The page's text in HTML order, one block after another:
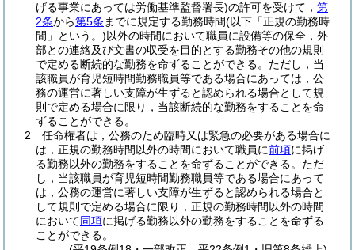
げる事業にあっては労働基準監督署長)の許可を受けて， 第
2条から第5条 までに規定する勤務時間(以下「正規の勤務時
間」という。)以外の時間において職員に設備等の保全，外
部との連絡及び文書の収受を目的とする勤務その他の規則
で定める断続的な勤務を命ずることができる。 ただし，当
該職員が育児短時間勤務職員等である場合にあっては，公
務の運営に著しい支障が生ずると認められる場合として規
則で定める場合に限り，当該断続的な勤務をすることを命
ずることができる。
2
任命権者は，公務のため臨時又は緊急の必要がある場合に
は，正規の勤務時間以外の時間において職員に前項に掲げ
る勤務以外の勤務をすることを命ずることができる。 ただ
し，当該職員が育児短時間勤務職員等である場合にあって
は，公務の運営に著しい支障が生ずると認められる場合と
して規則で定める場合に限り，正規の勤務時間以外の時間
において同項に掲げる勤務以外の勤務をすることを命ずる
ことができる。